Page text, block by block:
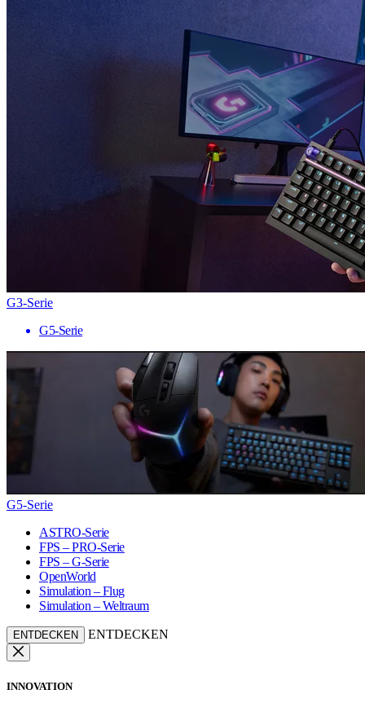
G3-Serie
G5-Serie
G5-Serie
ASTRO-Serie
FPS – PRO-Serie
FPS – G-Serie
OpenWorld
Simulation – Flug
Simulation – Weltraum
ENTDECKEN ENTDECKEN
INNOVATION